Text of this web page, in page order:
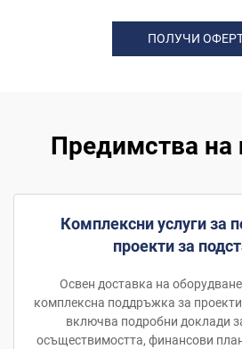
ПОЛУЧИ
Предимства на
Комплексни услуги за
проекти за
Освен доставка на
комплексна поддръжка за
включва подробни доклади
осъществимостта, финансови